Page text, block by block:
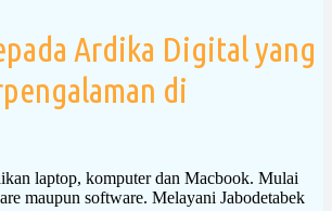
Ardika Digital yang
di
laptop, komputer dan Macbook. Mulai
maupun software. Melayani Jabodetabek